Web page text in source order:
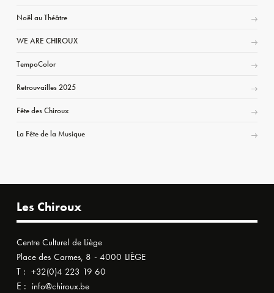
Noël au Théâtre
WE ARE CHIROUX
TempoColor
Retrouvailles 2025
Fête des Chiroux
La Fête de la Musique
Les Chiroux
Centre Culturel de Liège
Place des Carmes, 8 - 4000 LIÈGE
T : +32(0)4 223 19 60
E : info@chiroux.be